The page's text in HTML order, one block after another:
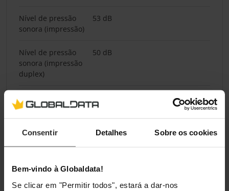
Consentir Detalhes Sobre os cookies
Bem-vindo à Globaldata!
Se clicar em "Permitir todos", estará a dar-nos
Nível de pressão
sonora (impressão)
53 dB
Nível de pressão
sonora (impressão
duplex)
50 dB
sonora (standby)
Posicionamento no
mercado
Casa e escritório